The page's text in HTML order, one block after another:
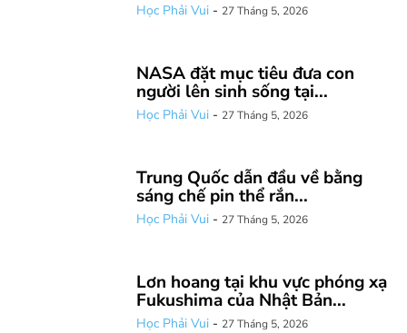
Học Phải Vui - 27 Tháng 5, 2026
NASA đặt mục tiêu đưa con
người lên sinh sống tại...
Học Phải Vui - 27 Tháng 5, 2026
Trung Quốc dẫn đầu về bằng
sáng chế pin thể rắn...
Học Phải Vui - 27 Tháng 5, 2026
Lơn hoang tại khu vực phóng xạ
Fukushima của Nhật Bản...
Học Phải Vui - 27 Tháng 5, 2026